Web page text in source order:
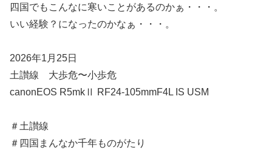
四国でもこんなに寒いことがあるのかぁ・・・。
いい経験？になったのかなぁ・・・。
2026年1月25日
土讃線 大歩危〜小歩危
canonEOS R5mkⅡ RF24-105mmF4L IS USM
＃土讃線
＃四国まんなか千年ものがたり